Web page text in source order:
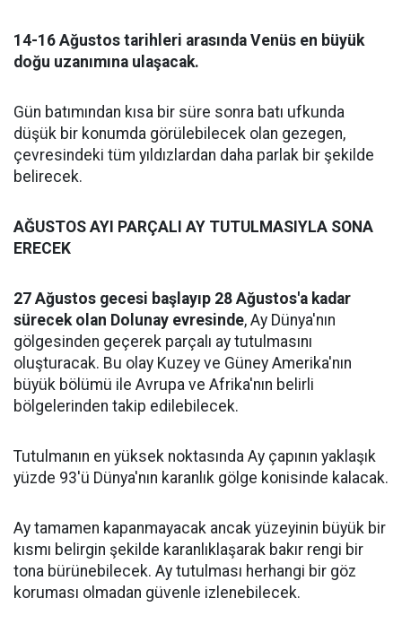
14-16 Ağustos tarihleri arasında Venüs en büyük
doğu uzanımına ulaşacak.
Gün batımından kısa bir süre sonra batı ufkunda
düşük bir konumda görülebilecek olan gezegen,
çevresindeki tüm yıldızlardan daha parlak bir şekilde
belirecek.
AĞUSTOS AYI PARÇALI AY TUTULMASIYLA SONA
ERECEK
27 Ağustos gecesi başlayıp 28 Ağustos'a kadar
sürecek olan Dolunay evresinde, Ay Dünya'nın
gölgesinden geçerek parçalı ay tutulmasını
oluşturacak. Bu olay Kuzey ve Güney Amerika'nın
büyük bölümü ile Avrupa ve Afrika'nın belirli
bölgelerinden takip edilebilecek.
Tutulmanın en yüksek noktasında Ay çapının yaklaşık
yüzde 93'ü Dünya'nın karanlık gölge konisinde kalacak.
Ay tamamen kapanmayacak ancak yüzeyinin büyük bir
kısmı belirgin şekilde karanlıklaşarak bakır rengi bir
tona bürünebilecek. Ay tutulması herhangi bir göz
koruması olmadan güvenle izlenebilecek.